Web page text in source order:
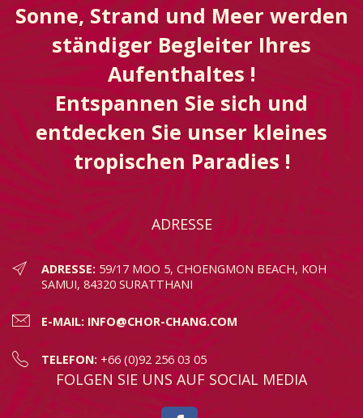
Sonne, Strand und Meer werden
ständiger Begleiter Ihres
Aufenthaltes !
Entspannen Sie sich und
entdecken Sie unser kleines
tropischen Paradies !
ADRESSE
ADRESSE: 59/17 MOO 5, CHOENGMON BEACH, KOH
SAMUI, 84320 SURATTHANI
E-MAIL: INFO@CHOR-CHANG.COM
TELEFON: +66 (0)92 256 03 05
FOLGEN SIE UNS AUF SOCIAL MEDIA